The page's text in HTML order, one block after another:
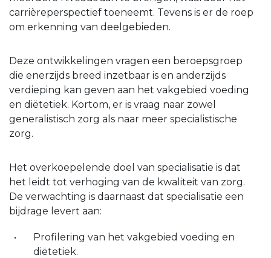
carrièreperspectief toeneemt. Tevens is er de roep
om erkenning van deelgebieden.
Deze ontwikkelingen vragen een beroepsgroep
die enerzijds breed inzetbaar is en anderzijds
verdieping kan geven aan het vakgebied voeding
en diëtetiek. Kortom, er is vraag naar zowel
generalistisch zorg als naar meer specialistische
zorg.
Het overkoepelende doel van specialisatie is dat
het leidt tot verhoging van de kwaliteit van zorg.
De verwachting is daarnaast dat specialisatie een
bijdrage levert aan:
Profilering van het vakgebied voeding en
diëtetiek.